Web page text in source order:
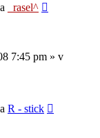
_rasel^
7:45 pm » v
R - stick